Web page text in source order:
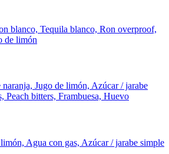
blanco, Tequila blanco, Ron overproof,
de limón
Jugo de limón, Azúcar / jarabe
Peach bitters, Frambuesa, Huevo
Agua con gas, Azúcar / jarabe simple